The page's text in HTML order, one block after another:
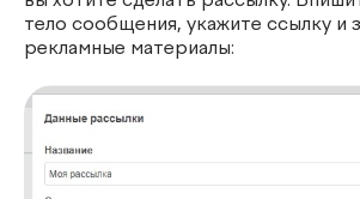
тело сообщения, укажите ссылку и
рекламные материалы: